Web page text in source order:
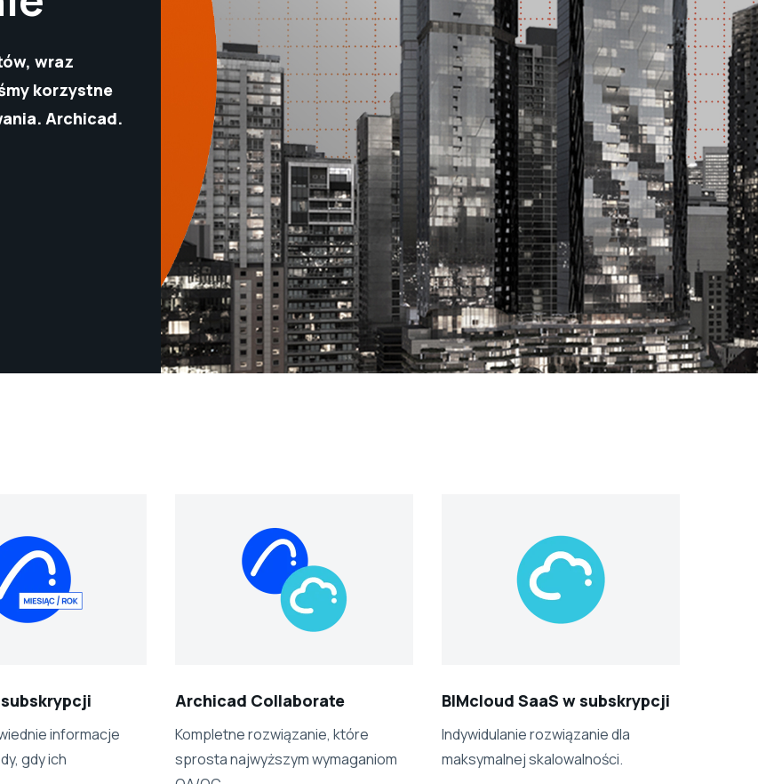
wraz
korzystne
Archicad.
informacje
gdy ich
Archicad Collaborate
Kompletne rozwiązanie, które
sprosta najwyższym wymaganiom
BIMcloud SaaS w subskrypcji
Indywidulanie rozwiązanie dla
maksymalnej skalowalności.